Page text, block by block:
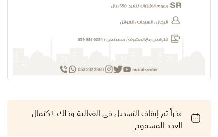
عذراً تم إيقاف التسجيل في الفعالية وذلك لاكتمال
العدد المسموح